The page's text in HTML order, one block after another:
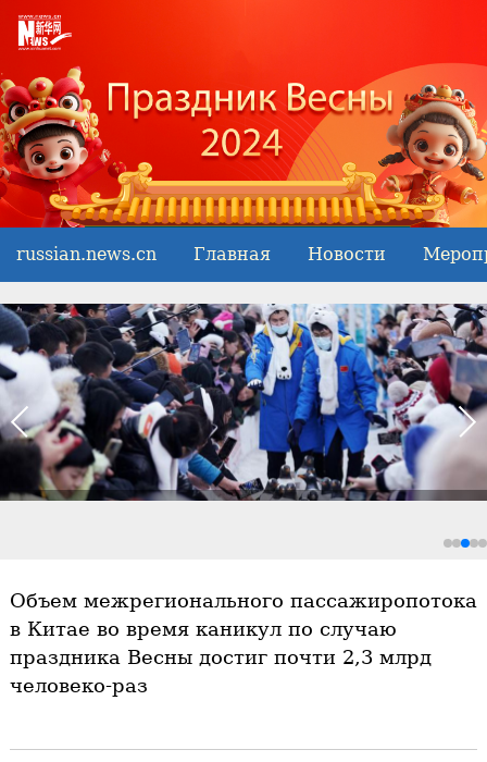
russian.news.cn Главная Новости
Объем межрегионального пассажиропотока
в Китае во время каникул по случаю
праздника Весны достиг почти 2,3 млрд
человеко-раз